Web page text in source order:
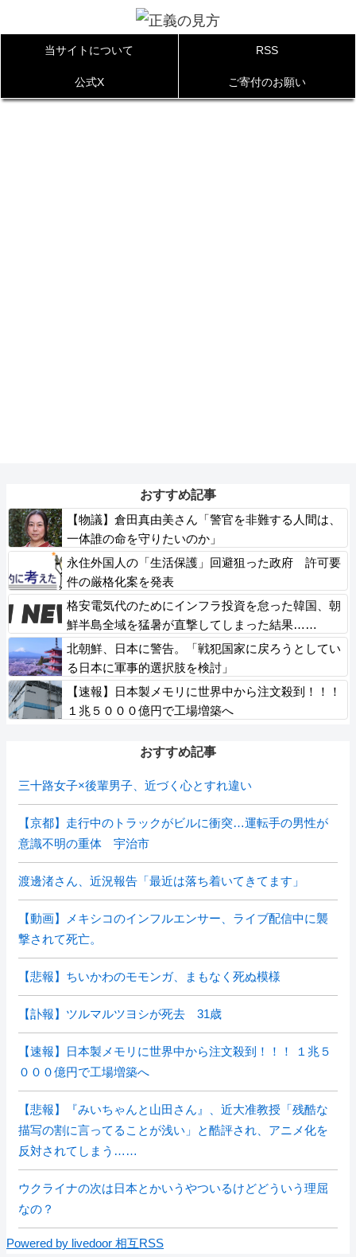
当サイトについて RSS
公式X ご寄付のお願い
おすすめ記事
【物議】倉田真由美さん「警官を非難する人間は、
一体誰の命を守りたいのか」
永住外国人の「生活保護」回避狙った政府 許可要
件の厳格化案を発表
格安電気代のためにインフラ投資を怠った韓国、朝
鮮半島全域を猛暑が直撃してしまった結果……
北朝鮮、日本に警告。「戦犯国家に戻ろうとしてい
る日本に軍事的選択肢を検討」
【速報】日本製メモリに世界中から注文殺到！！！
１兆５０００億円で工場増築へ
おすすめ記事
三十路女子×後輩男子、近づく心とすれ違い
【京都】走行中のトラックがビルに衝突…運転手の男性が
意識不明の重体 宇治市
渡邊渚さん、近況報告「最近は落ち着いてきてます」
【動画】メキシコのインフルエンサー、ライブ配信中に襲
撃されて死亡。
【悲報】ちいかわのモモンガ、まもなく死ぬ模様
【訃報】ツルマルツヨシが死去 31歳
【速報】日本製メモリに世界中から注文殺到！！！ １兆５
０００億円で工場増築へ
【悲報】『みいちゃんと山田さん』、近大准教授「残酷な
描写の割に言ってることが浅い」と酷評され、アニメ化を
反対されてしまう……
ウクライナの次は日本とかいうやついるけどどういう理屈
なの？
Powered by livedoor 相互RSS